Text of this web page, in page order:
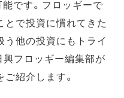
です。フロッギーで
とで投資に慣れてきた
う他の投資にもトライ
興フロッギー編集部が
紹介します。